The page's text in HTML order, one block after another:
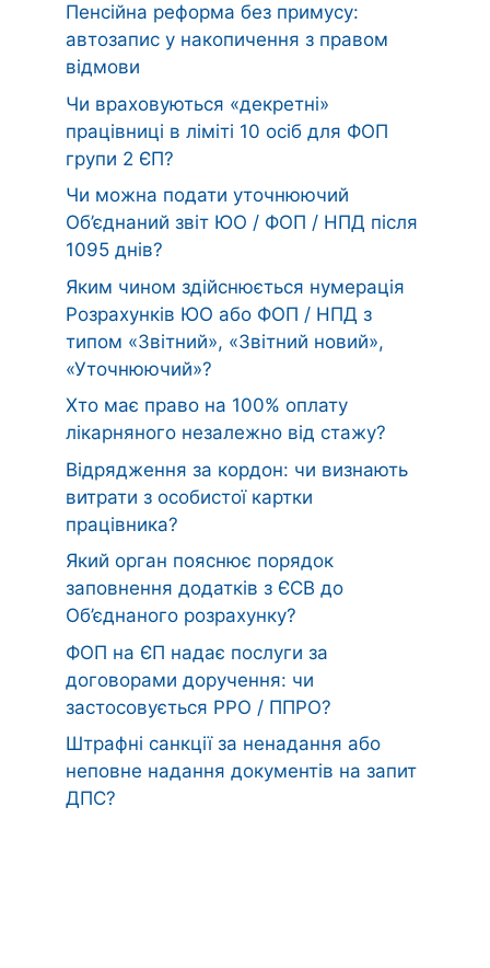
Пенсійна реформа без примусу:
автозапис у накопичення з правом
відмови
Чи враховуються «декретні»
працівниці в ліміті 10 осіб для ФОП
групи 2 ЄП?
Чи можна подати уточнюючий
Об’єднаний звіт ЮО / ФОП / НПД після
1095 днів?
Яким чином здійснюється нумерація
Розрахунків ЮО або ФОП / НПД з
типом «Звітний», «Звітний новий»,
«Уточнюючий»?
Хто має право на 100% оплату
лікарняного незалежно від стажу?
Відрядження за кордон: чи визнають
витрати з особистої картки
працівника?
Який орган пояснює порядок
заповнення додатків з ЄСВ до
Об’єднаного розрахунку?
ФОП на ЄП надає послуги за
договорами доручення: чи
застосовується РРО / ППРО?
Штрафні санкції за ненадання або
неповне надання документів на запит
ДПС?